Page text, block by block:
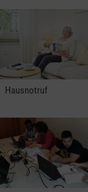
Hausnotruf